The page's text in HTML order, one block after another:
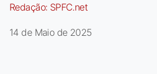
Redação: SPFC.net
14 de Maio de 2025